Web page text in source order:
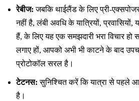
रेबीज: जबकि थाईलैंड के लिए प्री-
नहीं है, लंबी अवधि के यात्रियों, प्रवासियों,
हैं, के लिए यह एक समझदारी भरा विचार
लगाए हों, आपको अभी भी काटने के बाद
प्रोटोकॉल सरल है।
टेटनस: सुनिश्चित करें कि यात्रा से पहले
है।